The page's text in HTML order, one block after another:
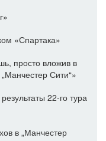
«Спартака»
просто вложив в
Сити“»
22-го тура
в „Манчестер